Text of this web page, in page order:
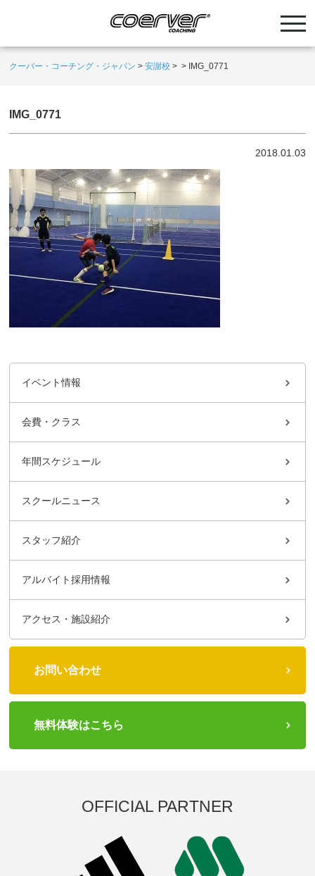
クーバー・コーチング・ジャパン >安謝校 > > IMG_0771
IMG_0771
2018.01.03
イベント情報
会費・クラス
年間スケジュール
スクールニュース
スタッフ紹介
アルバイト採用情報
アクセス・施設紹介
お問い合わせ
無料体験はこちら
OFFICIAL PARTNER